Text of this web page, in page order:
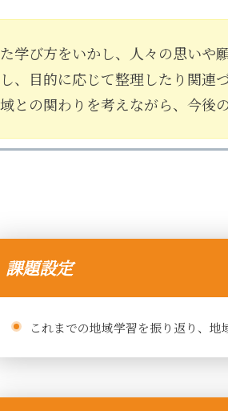
学び方をいかし、人々の思いや
、目的に応じて整理したり関連
との関わりを考えながら、今後
課題設定
これまでの地域学習を振り返り、地